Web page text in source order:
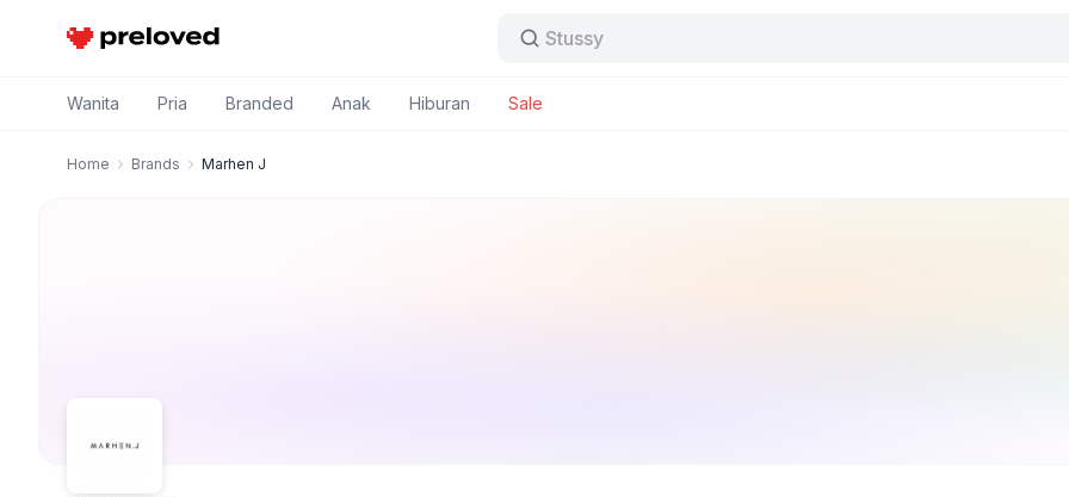
Preloved Indonesia Baggy jeans
Wanita Pria Branded Anak Hiburan Sale
Home Brands Marhen J